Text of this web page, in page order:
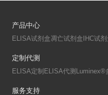
产品中心
ELISA试剂盒凋亡试剂盒IHC试剂
定制代测
ELISA定制ELISA代测Luminex®
服务支持